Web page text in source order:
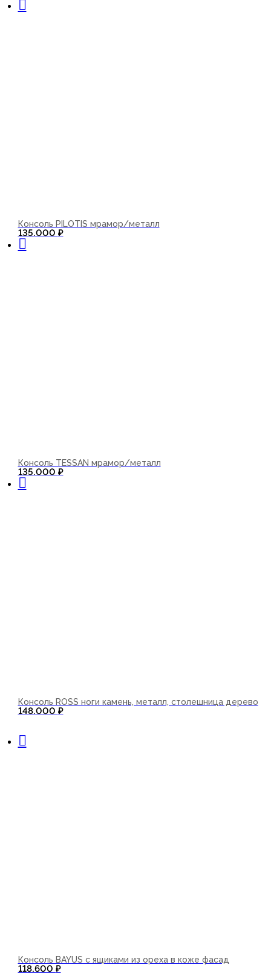
Консоль PILOTIS мрамор/металл
135.000 ₽
Консоль TESSAN мрамор/металл
135.000 ₽
Консоль ROSS ноги камень, металл, столешница дерево
148.000 ₽
Консоль BAYUS с ящиками из ореха в коже фасад
118.600 ₽